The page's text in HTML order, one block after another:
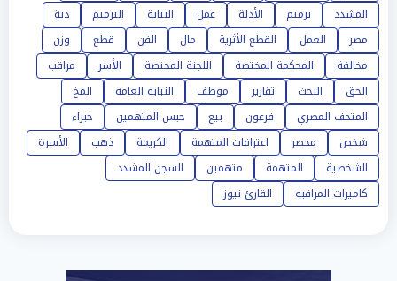
المشدد
ترميم الأدلة عمل النيابة الترميم
دية
مصر
العمل القطع الأثرية مال الفن قطع
وزن
مخالفة
المحكمة المختصة اللجنة المختصة الأسر
مراقب
الحق
البحث تقارير موظف النيابة العامة
المخ
المتحف المصري
فرعون بيع حبس المتهمين
خبراء
شخص
محضر اعترافات المتهمة الكريمة ذهب
الأسرة
الشخصية
المتهمة متهمين
السجن المشدد
كاميرات المراقبه
القارئ نيوز